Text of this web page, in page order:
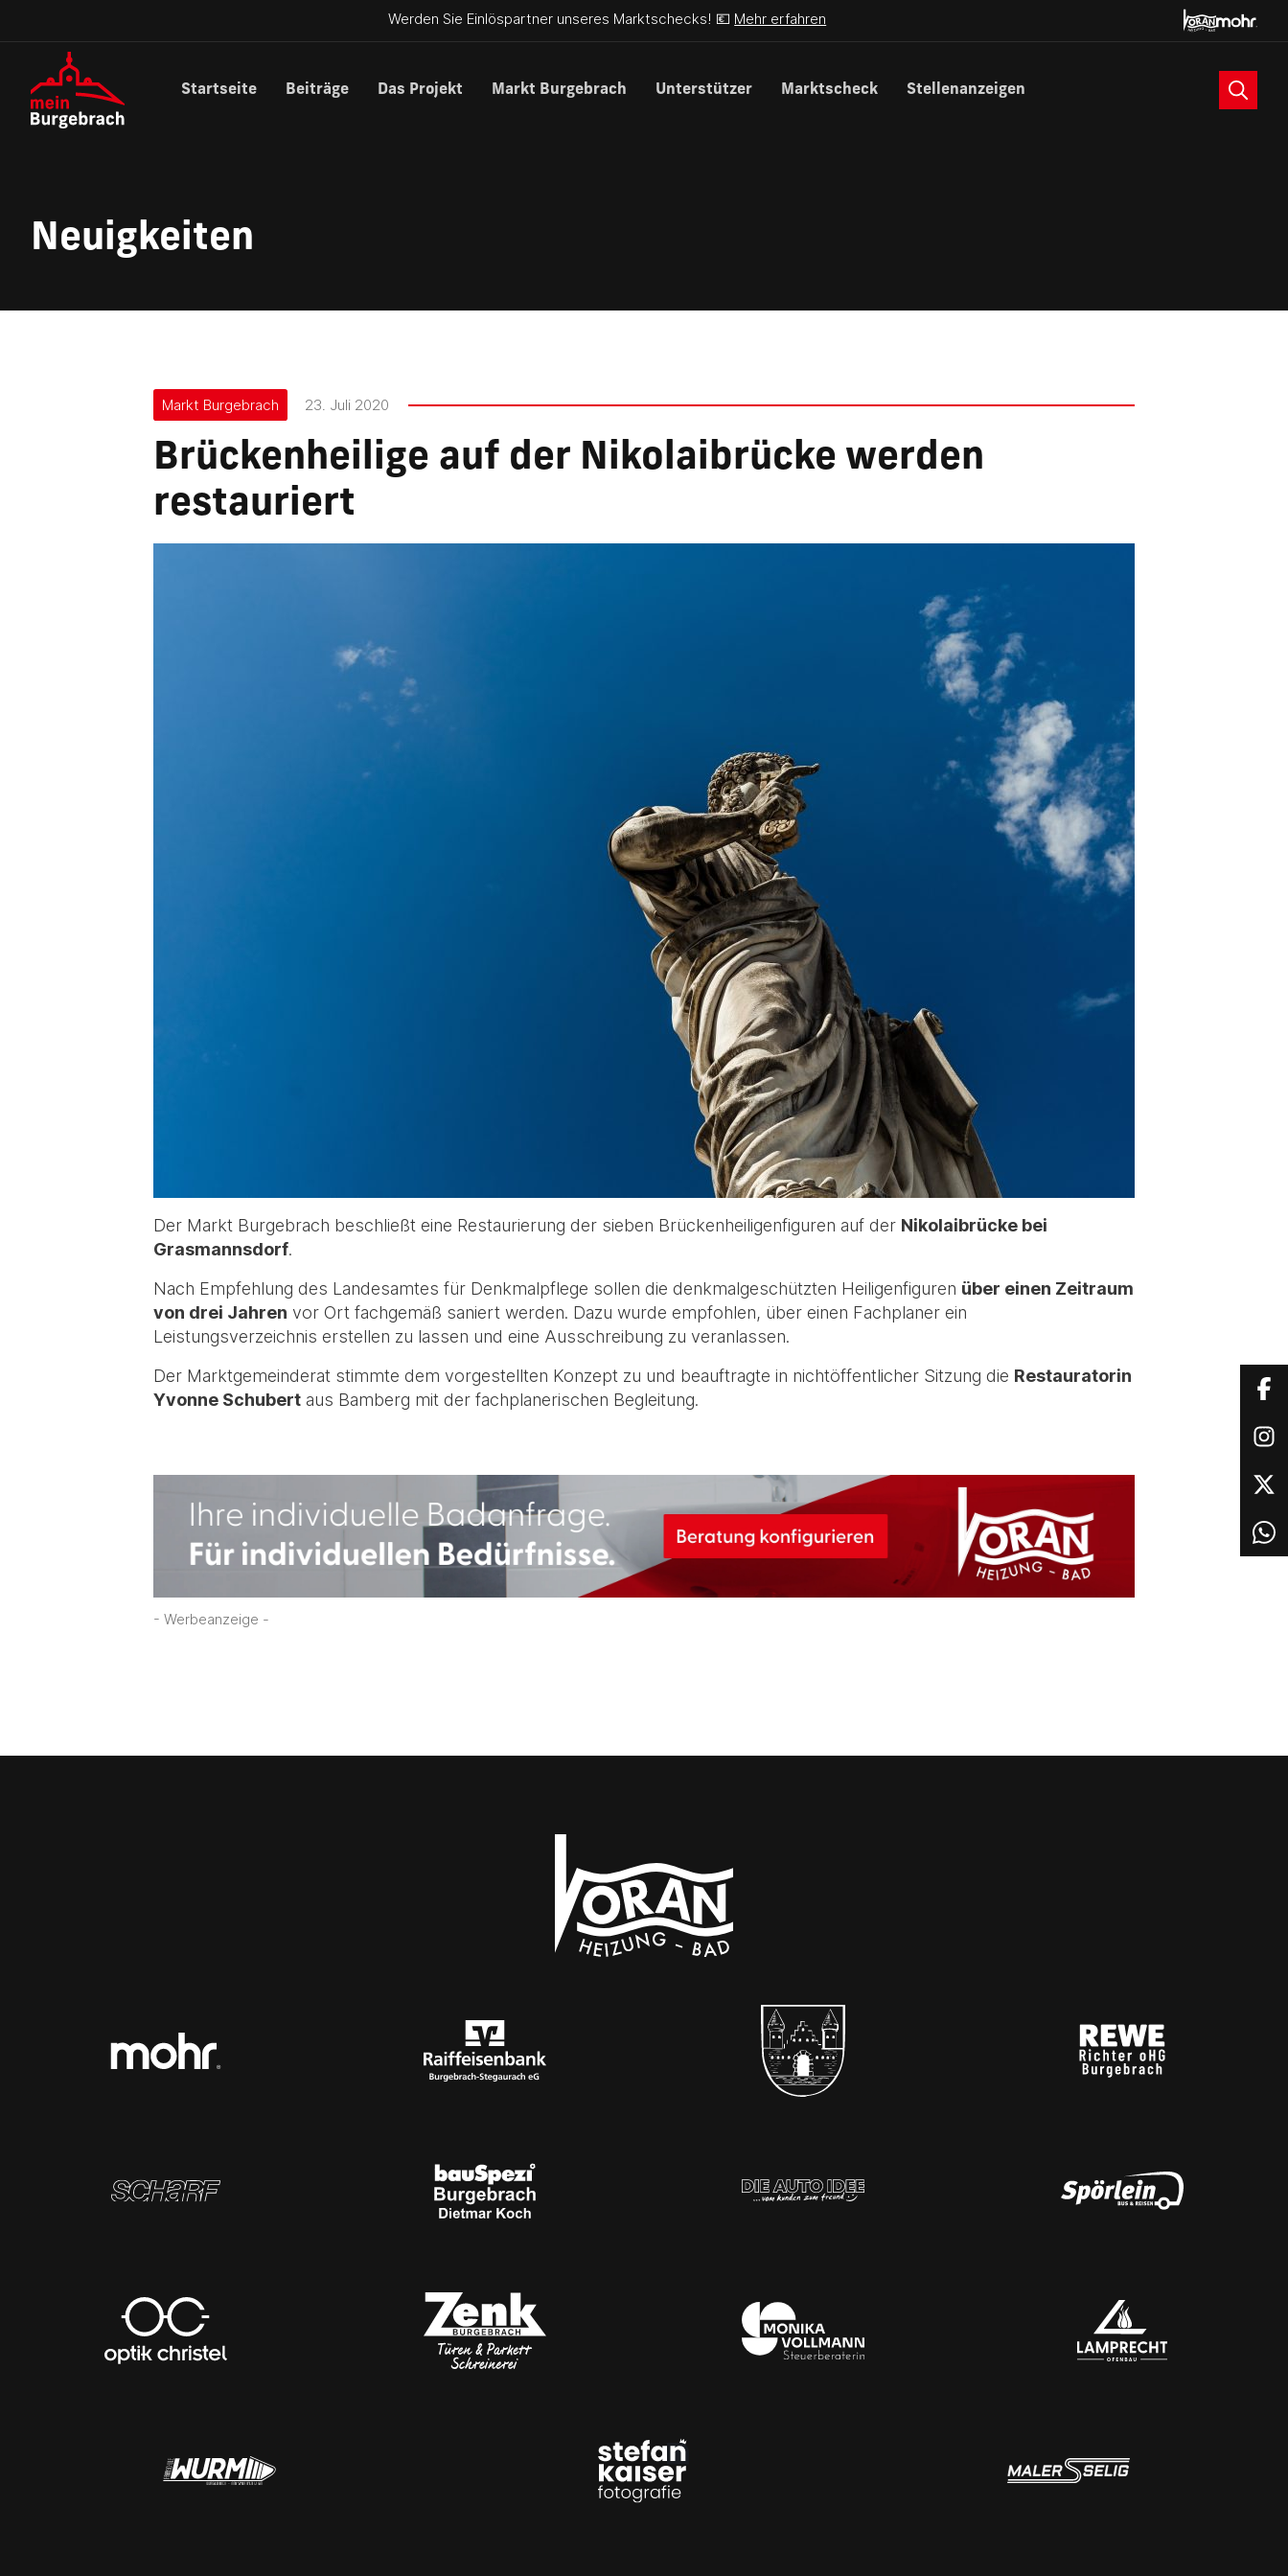
Werden Sie Einlöspartner unseres Marktschecks! 💶 Mehr erfahren
Startseite Beiträge Das Projekt Markt Burgebrach Unterstützer Marktscheck Stellenanzeigen Suche
Neuigkeiten
Markt Burgebrach 23. Juli 2020
Brückenheilige auf der Nikolaibrücke werden
restauriert
Der Markt Burgebrach beschließt eine Restaurierung der sieben Brückenheiligenfiguren auf der Nikolaibrücke bei
Grasmannsdorf.
Nach Empfehlung des Landesamtes für Denkmalpflege sollen die denkmalgeschützten Heiligenfiguren über einen Zeitraum
von drei Jahren vor Ort fachgemäß saniert werden. Dazu wurde empfohlen, über einen Fachplaner ein
Leistungsverzeichnis erstellen zu lassen und eine Ausschreibung zu veranlassen.
Der Marktgemeinderat stimmte dem vorgestellten Konzept zu und beauftragte in nichtöffentlicher Sitzung die Restauratorin
Yvonne Schubert aus Bamberg mit der fachplanerischen Begleitung.
- Werbeanzeige -